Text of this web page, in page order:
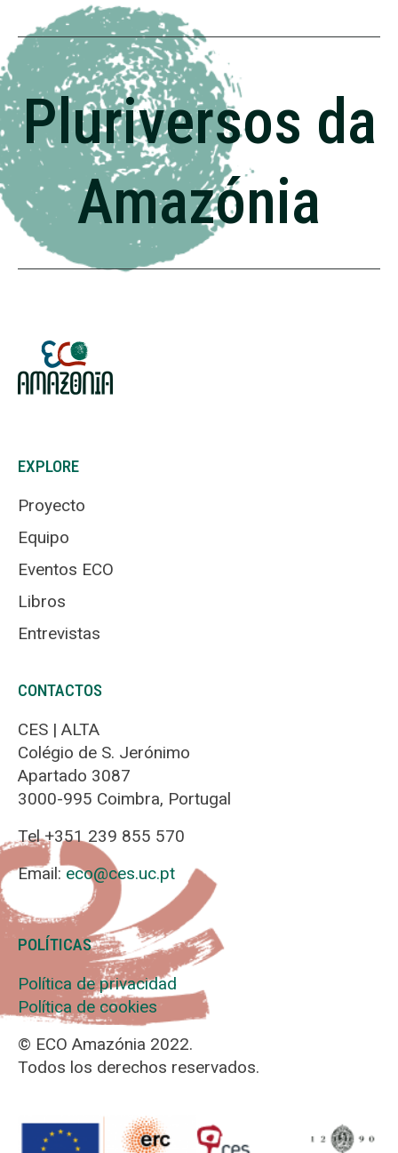
Pluriversos da
Amazónia
EXPLORE
Proyecto
Equipo
Eventos ECO
Libros
Entrevistas
CONTACTOS
CES | ALTA
Colégio de S. Jerónimo
Apartado 3087
3000-995 Coimbra, Portugal
Tel +351 239 855 570
Email: eco@ces.uc.pt
POLÍTICAS
Política de privacidad
Política de cookies
© ECO Amazónia 2022.
Todos los derechos reservados.